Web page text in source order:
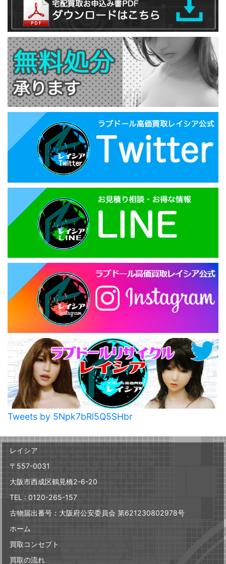
Tweets by 5Npk7bRl5Q5SHbr
レイシア
〒557-0031
大阪市西成区鶴見橋2-6-20
TEL : 0120-265-157
古物届出番号：大阪府公安委員会 第621230802978号
ホーム
買取コンセプト
買取の流れ